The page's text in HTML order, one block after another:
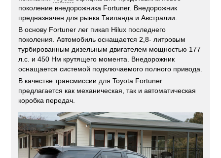
поколение внедорожника Fortuner. Внедорожник
предназначен для рынка Таиланда и Австралии.
В основу Fortuner лег пикап Hilux последнего
поколения. Автомобиль оснащается 2,8- литровым
турбированным дизельным двигателем мощностью 177
л.с. и 450 Нм крутящего момента. Внедорожник
оснащается системой подключаемого полного привода.
В качестве трансмиссии для Toyota Fortuner
предлагается как механическая, так и автоматическая
коробка передач.